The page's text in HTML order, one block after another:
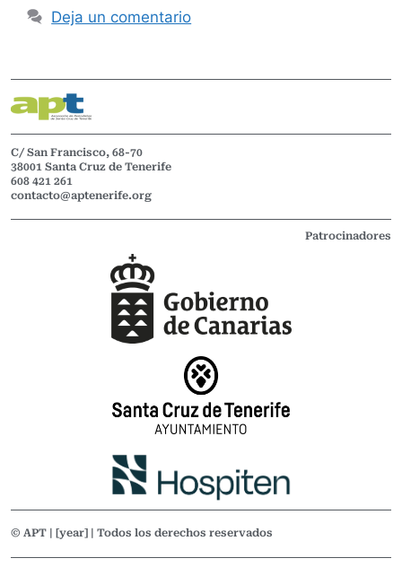
Deja un comentario
C/ San Francisco, 68-70
38001 Santa Cruz de Tenerife
608 421 261
contacto@aptenerife.org
Patrocinadores
© APT | [year] | Todos los derechos reservados